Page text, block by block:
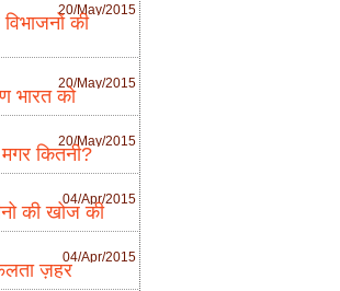
20/May/2015
की
20/May/2015
भारत को
20/May/2015
मगर कितनी?
04/Apr/2015
की खोज की
04/Apr/2015
ज़हर